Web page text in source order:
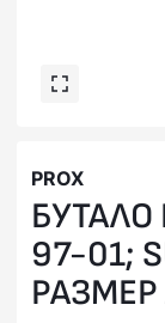
PROX
БУТАЛО
97-01;
РАЗМЕР